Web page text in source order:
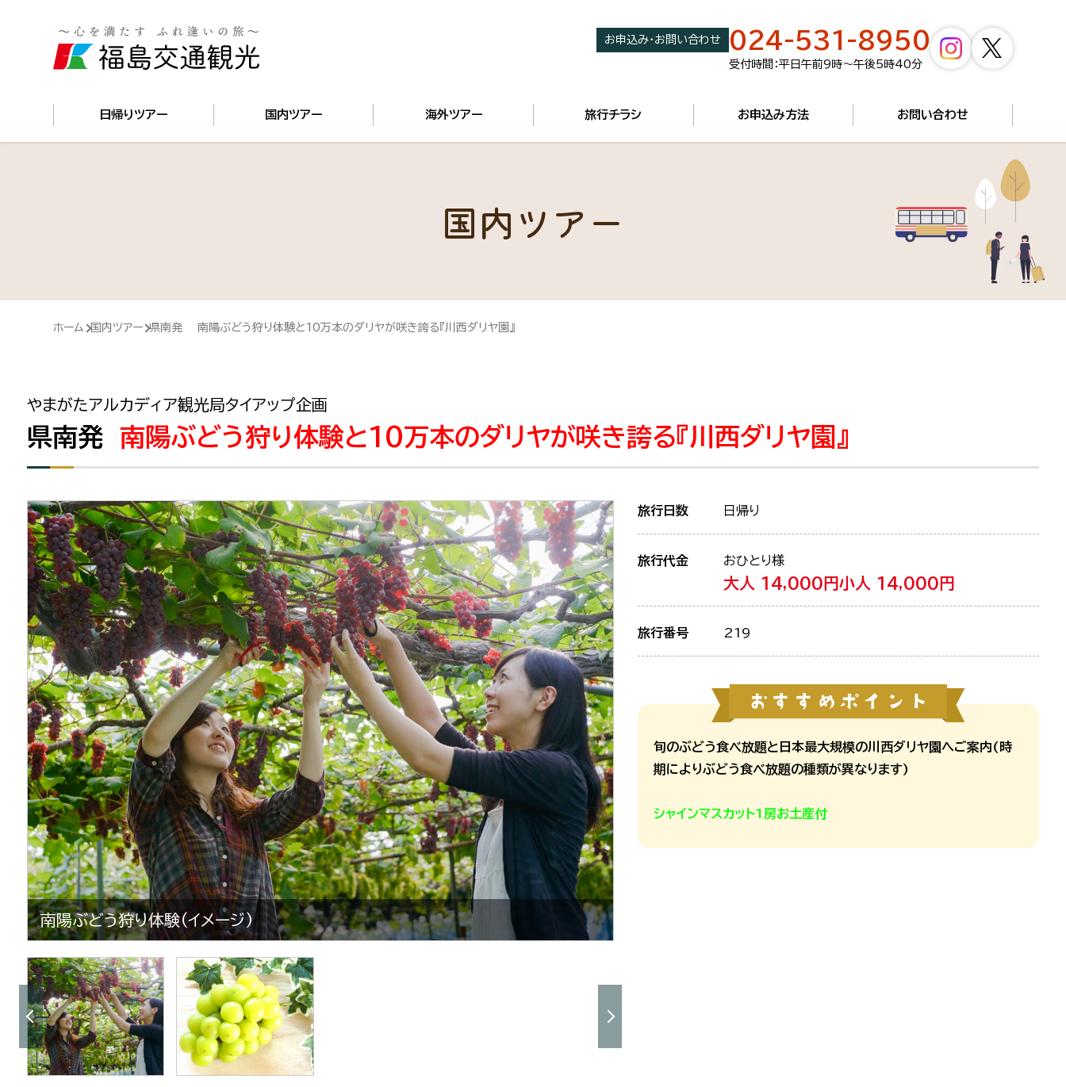
お申込み・お問い合わせ 024-531-8950
受付時間：平日午前9時～午後5時40分
日帰りツアー 国内ツアー 海外ツアー 旅行チラシ お申込み方法 お問い合わせ
国内ツアー
ホーム 国内ツアー 県南発 南陽ぶどう狩り体験と10万本のダリヤが咲き誇る『川西ダリヤ園』
やまがたアルカディア観光局タイアップ企画
県南発 南陽ぶどう狩り体験と10万本のダリヤが咲き誇る『川西ダリヤ園』
南陽ぶどう狩り体験(イメージ)
旅行日数 日帰り
旅行代金 おひとり様
大人 14,000円小人 14,000円
旅行番号 219
旬のぶどう食べ放題と日本最大規模の川西ダリヤ園へご案内(時
期によりぶどう食べ放題の種類が異なります)
シャインマスカット1房お土産付